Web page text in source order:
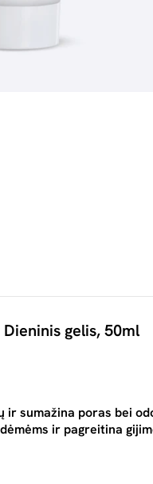
gelis, 50ml
sumažina poras bei
ir pagreitina